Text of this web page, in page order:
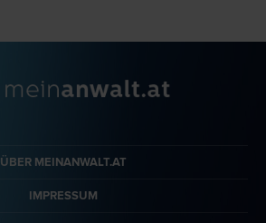
ÜBER MEINANWALT.AT
IMPRESSUM